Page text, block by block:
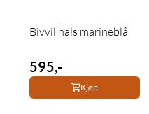
Bivvil hals marineblå
595,-
Kjøp